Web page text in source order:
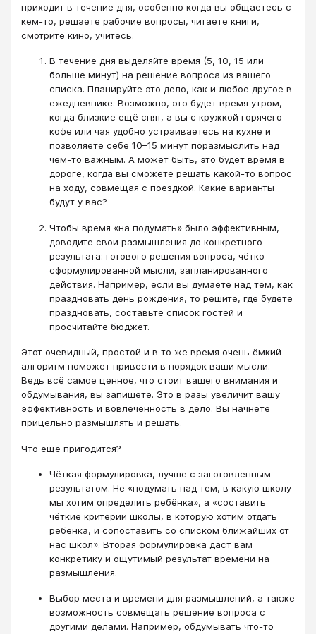
приходит в течение дня, особенно когда вы общаетесь с
кем-то, решаете рабочие вопросы, читаете книги,
смотрите кино, учитесь.
В течение дня выделяйте время (5, 10, 15 или
больше минут) на решение вопроса из вашего
списка. Планируйте это дело, как и любое другое в
ежедневнике. Возможно, это будет время утром,
когда близкие ещё спят, а вы с кружкой горячего
кофе или чая удобно устраиваетесь на кухне и
позволяете себе 10–15 минут поразмыслить над
чем-то важным. А может быть, это будет время в
дороге, когда вы сможете решать какой-то вопрос
на ходу, совмещая с поездкой. Какие варианты
будут у вас?
Чтобы время «на подумать» было эффективным,
доводите свои размышления до конкретного
результата: готового решения вопроса, чётко
сформулированной мысли, запланированного
действия. Например, если вы думаете над тем, как
праздновать день рождения, то решите, где будете
праздновать, составьте список гостей и
просчитайте бюджет.
Этот очевидный, простой и в то же время очень ёмкий
алгоритм поможет привести в порядок ваши мысли.
Ведь всё самое ценное, что стоит вашего внимания и
обдумывания, вы запишете. Это в разы увеличит вашу
эффективность и вовлечённость в дело. Вы начнёте
прицельно размышлять и решать.
Что ещё пригодится?
Чёткая формулировка, лучше с заготовленным
результатом. Не «подумать над тем, в какую школу
мы хотим определить ребёнка», а «составить
чёткие критерии школы, в которую хотим отдать
ребёнка, и сопоставить со списком ближайших от
нас школ». Вторая формулировка даст вам
конкретику и ощутимый результат времени на
размышления.
Выбор места и времени для размышлений, а также
возможность совмещать решение вопроса с
другими делами. Например, обдумывать что-то